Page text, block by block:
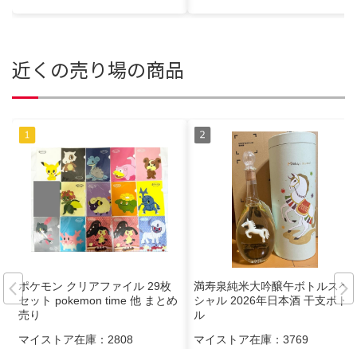
近くの売り場の商品
ポケモン クリアファイル 29枚
セット pokemon time 他 まとめ
売り
マイストア在庫： 2808
満寿泉純米大吟醸午ボトルスペ
シャル 2026年日本酒 干支ボト
ル
マイストア在庫： 3769